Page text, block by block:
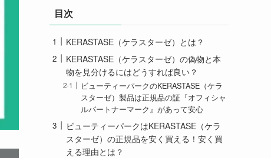
目次
KERASTASE（ケラスターゼ）とは？
KERASTASE（ケラスターゼ）の偽物と本
物を見分けるにはどうすれば良い？
ビューティーパークのKERASTASE（ケラ
スターゼ）製品は正規品の証『オフィシャ
ルパートナーマーク』があって安心
ビューティーパークはKERASTASE（ケラ
スターゼ）の正規品を安く買える！安く買
える理由とは？